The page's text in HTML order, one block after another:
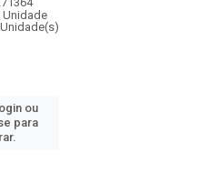
Unidade
ou
para